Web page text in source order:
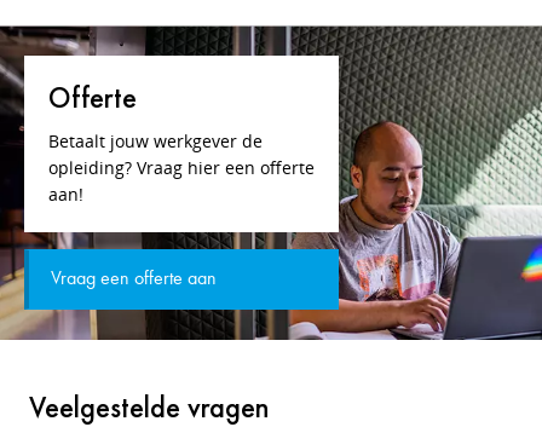
Offerte
Betaalt jouw werkgever de
opleiding? Vraag hier een offerte
aan!
Vraag een offerte aan
Veelgestelde vragen